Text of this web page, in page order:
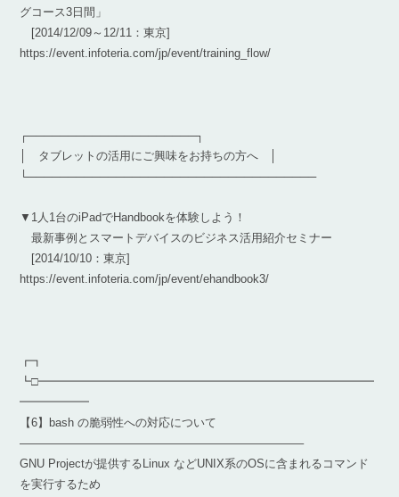
グコース3日間」
[2014/12/09～12/11：東京]
https://event.infoteria.com/jp/event/training_flow/
┌─────────────────────┐
│ タブレットの活用にご興味をお持ちの方へ │
└────────────────────────────────────
▼1人1台のiPadでHandbookを体験しよう！
最新事例とスマートデバイスのビジネス活用紹介セミナー
[2014/10/10：東京]
https://event.infoteria.com/jp/event/ehandbook3/
┏┓
┗□━━━━━━━━━━━━━━━━━━━━━━━━━━━━━
━━━━━━
【6】bash の脆弱性への対応について
————————————————————————–
GNU Projectが提供するLinux などUNIX系のOSに含まれるコマンド
を実行するため